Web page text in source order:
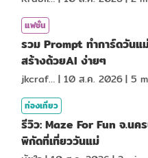
แฟชั่น
รวม Prompt ทำการ์ดวันแ
สร้างด้วยAI ง่ายๆ
jkcraf98 | 10 ส.ค. 2026| 5
ท่องเที่ยว
รีวิว: Maze For Fun จ.น
พิกัดที่เที่ยววันแม่